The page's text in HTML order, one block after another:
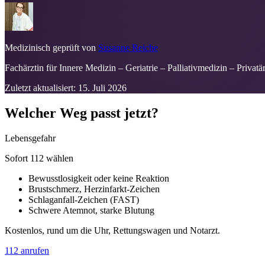
Medizinisch geprüft von Susanne Reiche
Fachärztin für Innere Medizin – Geriatrie – Palliativmedizin –
Zuletzt aktualisiert: 15. Juli 2026
Welcher Weg passt jetzt?
Lebensgefahr
Sofort 112 wählen
Bewusstlosigkeit oder keine Reaktion
Brustschmerz, Herzinfarkt-Zeichen
Schlaganfall-Zeichen (FAST)
Schwere Atemnot, starke Blutung
Kostenlos, rund um die Uhr, Rettungswagen und Notarzt.
112 anrufen